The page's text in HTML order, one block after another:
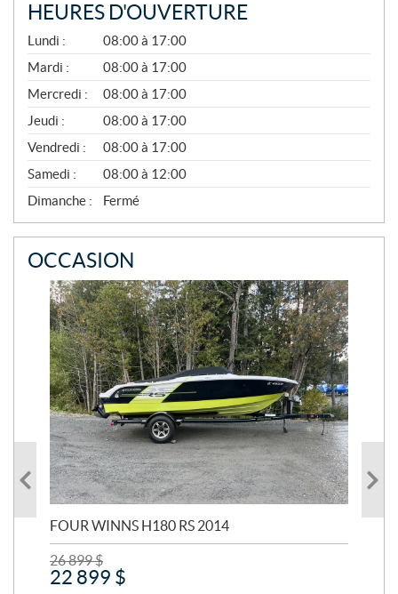
HEURES D'OUVERTURE
A
V
R
I
L
À
N
O
V
E
M
B
R
E
Lundi :
08:00 à 17:00
Mardi :
08:00 à 17:00
Mercredi :
08:00 à 17:00
Jeudi :
08:00 à 17:00
Vendredi :
08:00 à 17:00
Samedi :
08:00 à 12:00
Dimanche :
Fermé
OCCASION
FOUR WINNS H180 RS 2014
26 899$
22 899 $